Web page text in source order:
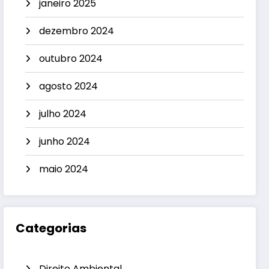
janeiro 2025
dezembro 2024
outubro 2024
agosto 2024
julho 2024
junho 2024
maio 2024
Categorias